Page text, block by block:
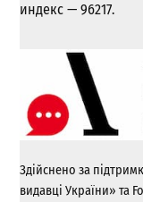
индекс — 96217.
Здійснено за
видавці України» та